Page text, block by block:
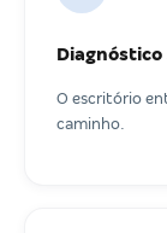
O escritório
caminho.